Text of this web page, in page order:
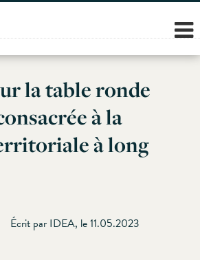
la table ronde
à la
à long
Écrit par IDEA, le 11.05.2023